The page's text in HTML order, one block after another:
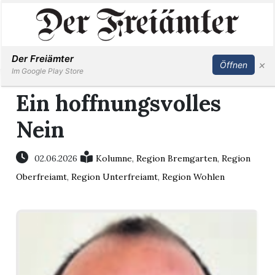
Immobilien
Veranstaltungen
Newsletter
Inserieren Abonnieren Anmelden
Ein hoffnungsvolles
Nein
02.06.2026 Kolumne,Region Bremgarten,Region
Oberfreiamt,Region Unterfreiamt,Region Wohlen
Der Freiämter
Im Google Play Store
Öffnen ×